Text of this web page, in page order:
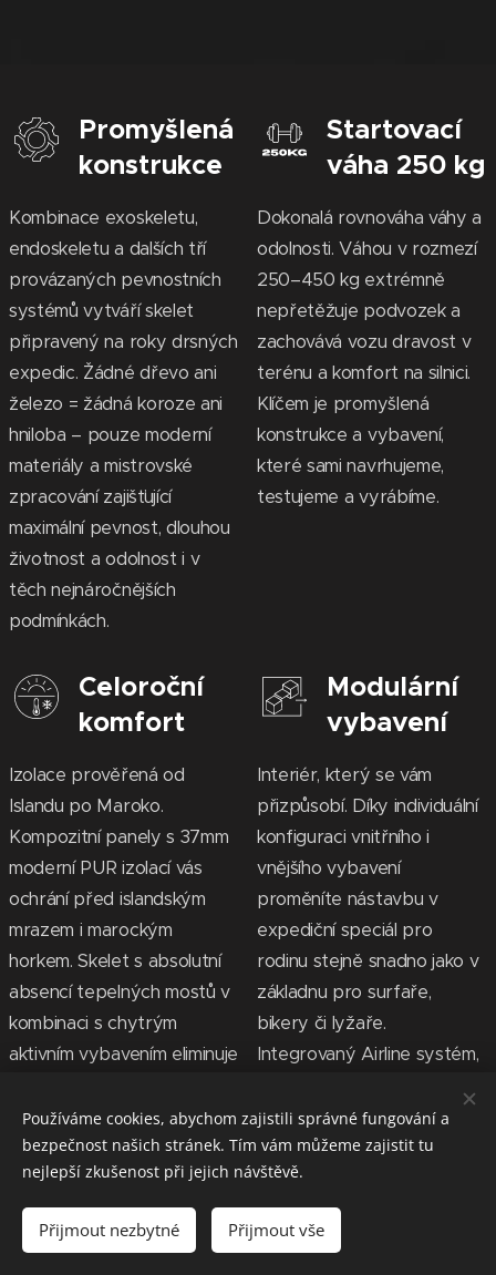
Promyšlená
konstrukce
Kombinace exoskeletu,
endoskeletu a dalších tří
provázaných pevnostních
systémů vytváří skelet
připravený na roky drsných
expedic. Žádné dřevo ani
železo = žádná koroze ani
hniloba – pouze moderní
materiály a mistrovské
zpracování zajišťující
maximální pevnost, dlouhou
životnost a odolnost i v
těch nejnáročnějších
podmínkách.
Startovací
váha 250 kg
Dokonalá rovnováha váhy a
odolnosti. Váhou v rozmezí
250–450 kg extrémně
nepřetěžuje podvozek a
zachovává vozu dravost v
terénu a komfort na silnici.
Klíčem je promyšlená
konstrukce a vybavení,
které sami navrhujeme,
testujeme a vyrábíme.
Celoroční
komfort
Izolace prověřená od
Islandu po Maroko.
Kompozitní panely s 37mm
moderní PUR izolací vás
ochrání před islandským
mrazem i marockým
horkem. Skelet s absolutní
absencí tepelných mostů v
kombinaci s chytrým
aktivním vybavením eliminuje
zajišťuje stabilní vnitřní klima
v jakémkoliv ročním období.
Modulární
vybavení
Interiér, který se vám
přizpůsobí. Díky individuální
konfiguraci vnitřního i
vnějšího vybavení
proměníte nástavbu v
expediční speciál pro
rodinu stejně snadno jako v
základnu pro surfaře,
bikery či lyžaře.
Integrovaný Airline systém,
a princip "Plug'n'Go"
umožňují rychlou změnu
vybavení podle typu vaší
cesty.
Používáme cookies, abychom zajistili správné fungování a
bezpečnost našich stránek. Tím vám můžeme zajistit tu
nejlepší zkušenost při jejich návštěvě.
Přijmout nezbytné Přijmout vše